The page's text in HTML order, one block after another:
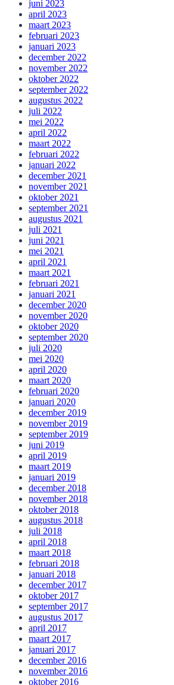
juni 2023
april 2023
maart 2023
februari 2023
januari 2023
december 2022
november 2022
oktober 2022
september 2022
augustus 2022
juli 2022
mei 2022
april 2022
maart 2022
februari 2022
januari 2022
december 2021
november 2021
oktober 2021
september 2021
augustus 2021
juli 2021
juni 2021
mei 2021
april 2021
maart 2021
februari 2021
januari 2021
december 2020
november 2020
oktober 2020
september 2020
juli 2020
mei 2020
april 2020
maart 2020
februari 2020
januari 2020
december 2019
november 2019
september 2019
juni 2019
april 2019
maart 2019
januari 2019
december 2018
november 2018
oktober 2018
augustus 2018
juli 2018
april 2018
maart 2018
februari 2018
januari 2018
december 2017
oktober 2017
september 2017
augustus 2017
april 2017
maart 2017
januari 2017
december 2016
november 2016
oktober 2016